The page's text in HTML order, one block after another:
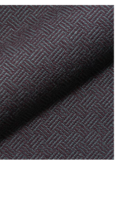
aufsteigend